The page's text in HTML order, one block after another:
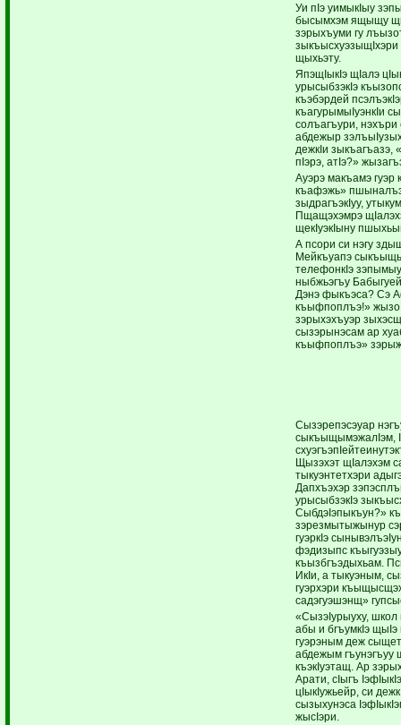
Уи пIэ уимыкIыу
бысымхэм ящыщу
зэрыхъуми гу
щыхьэту.
ЯпэщIыкIэ щIалэ
урысыбзэкIэ
къэбэрдей
къагурымыIуэнкIи
солъагъури, нэхъри
абдежыр
дежкIи зыкъагъазэ,
пIэрэ, атIэ?»
Ауэрэ макъамэ
къафэжь»
зыдрагъэкIуу,
Пщащэхэмрэ
щекIуэкIыну
А псори си нэгу
Мейкъуапэ
телефонкIэ
ныбжьэгъу
Дэнэ фыкъэса? Сэ
къыфпоплъэ!»
зэрыхэхъуэр
сызэрынэсам ар
къыфпоплъэ»
Сызэрепэсэуар
сыкъыщымэжалIэм,
Щызэхэт щIалэхэм
тыкуэнтетхэри
Дапхъэхэр
урысыбзэкIэ
СыбдэIэпыкъун?»
зэрезмытыжынур
гуэркIэ
фэдизыпс
къызбгъэдыхьам.
ИкIи, а тыкуэным,
гуэрхэри
садэгуэшэнщ»
«СызэIурыуху,
абы и бгъумкIэ щыIэ
гуэрэным деж
абдежым гъунэгъуу
къэкIуэтащ. Ар
Арати, сIыгъ
цIыкIужьейр, си
сызыхунэса
жысIэри.